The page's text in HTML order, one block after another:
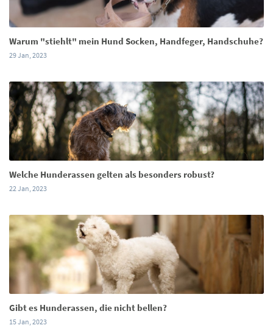
Warum "stiehlt" mein Hund Socken, Handfeger, Handschuhe?
29 Jan, 2023
Welche Hunderassen gelten als besonders robust?
22 Jan, 2023
Gibt es Hunderassen, die nicht bellen?
15 Jan, 2023